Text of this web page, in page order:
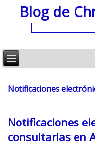
Blog de
Notificaciones
Notificaciones
consultarlas en